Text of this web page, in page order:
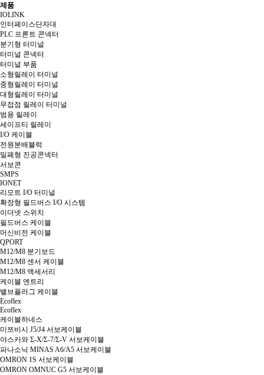
제품
IOLINK
인터페이스단자대
PLC 프론트 콘넥터
분기형 터미널
터미널 콘넥터
터미널 부품
소형릴레이 터미널
중형릴레이 터미널
대형릴레이 터미널
무접점 릴레이 터미널
범용 릴레이
세이프티 릴레이
I/O 케이블
전원분배블럭
밀폐형 진공콘넥터
서보콘
SMPS
IONET
리모트 I/O 터미널
확장형 필드버스 I/O 시스템
이더넷 스위치
필드버스 케이블
머신비전 케이블
QPORT
M12/M8 분기보드
M12/M8 센서 케이블
M12/M8 액세서리
케이블 엔트리
밸브플러그 케이블
Ecoflex
Ecoflex
케이블하네스
미쯔비시 J5/J4 서보케이블
야스카와 Σ-X/Σ-7/Σ-V 서보케이블
파나소닉 MINAS A6/A5 서보케이블
OMRON 1S 서보케이블
OMRON OMNUC G5 서보케이블